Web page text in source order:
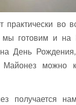
практически во
мы готовим и
День
Майонез можно
получается